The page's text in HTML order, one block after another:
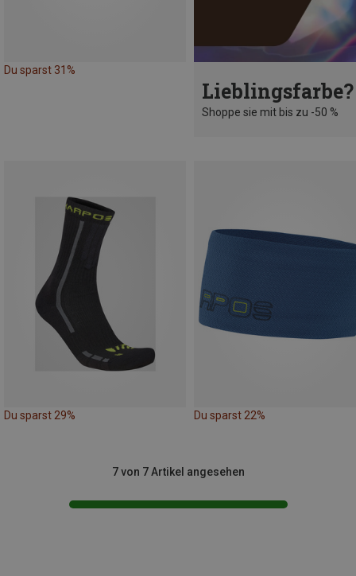
Du sparst 31%
Lieblingsfarbe?
Shoppe sie mit bis zu -50 %
Du sparst 29% Du sparst 22%
7 von 7 Artikel angesehen